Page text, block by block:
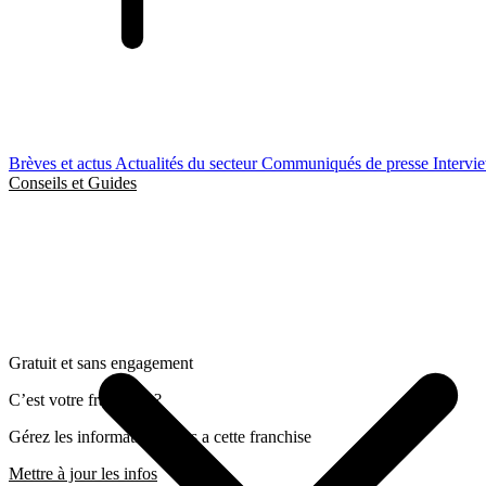
Brèves et actus Actualités du secteurCommuniqués de presse
Conseils et Guides
Gratuit et sans engagement
C’est votre franchise ?
Gérez les informations liées a cette franchise
Mettre à jour les infos